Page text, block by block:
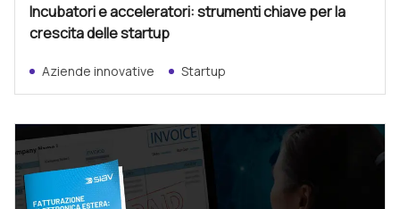
Incubatori e acceleratori: strumenti chiave per la
crescita delle startup
Aziende innovative Startup